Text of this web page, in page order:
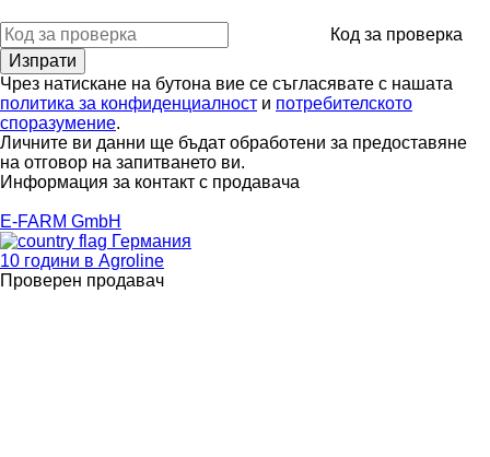
Код за проверка
Чрез натискане на бутона вие се съгласявате с нашата
политика за конфиденциалност и потребителското
споразумение.
Личните ви данни ще бъдат обработени за предоставяне
на отговор на запитването ви.
Информация за контакт с продавача
E-FARM GmbH
Германия
10 години в Agroline
Проверен продавач